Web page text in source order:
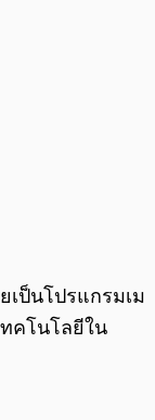
เป็นโปรแกรมเม
ทคโนโลยีใน